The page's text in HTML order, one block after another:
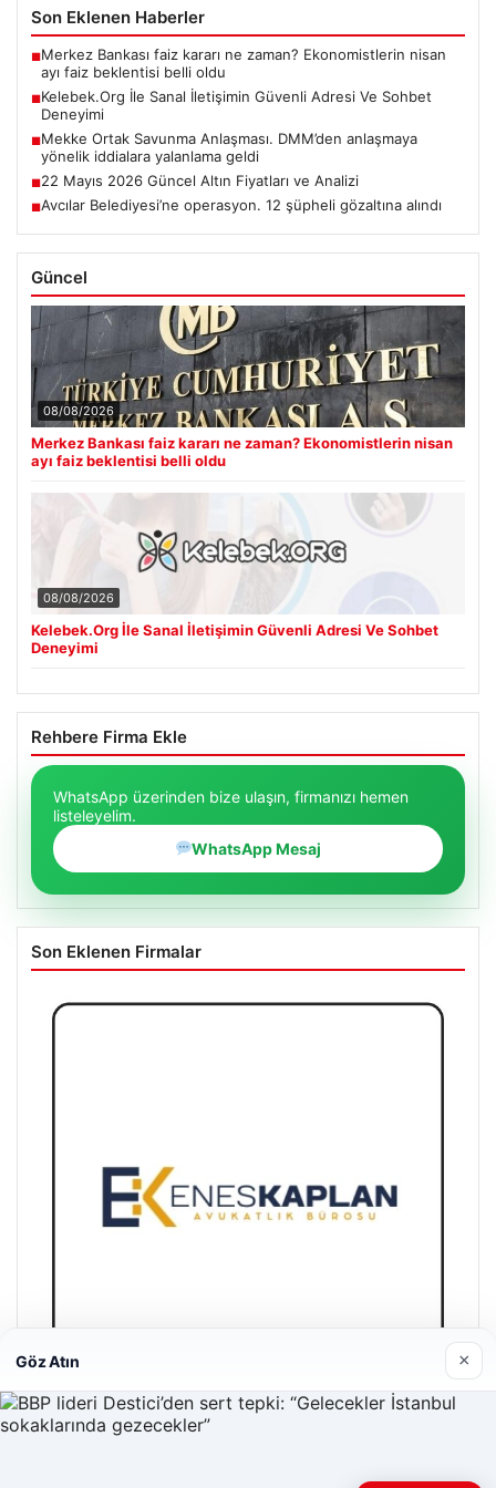
Son Eklenen Haberler
■Merkez Bankası faiz kararı ne zaman? Ekonomistlerin nisan
ayı faiz beklentisi belli oldu
■Kelebek.Org İle Sanal İletişimin Güvenli Adresi Ve Sohbet
Deneyimi
■Mekke Ortak Savunma Anlaşması. DMM’den anlaşmaya
yönelik iddialara yalanlama geldi
■22 Mayıs 2026 Güncel Altın Fiyatları ve Analizi
■Avcılar Belediyesi’ne operasyon. 12 şüpheli gözaltına alındı
Güncel
08/08/2026
Merkez Bankası faiz kararı ne zaman? Ekonomistlerin nisan
ayı faiz beklentisi belli oldu
08/08/2026
Kelebek.Org İle Sanal İletişimin Güvenli Adresi Ve Sohbet
Deneyimi
Rehbere Firma Ekle
WhatsApp üzerinden bize ulaşın, firmanızı hemen
listeleyelim.
WhatsApp Mesaj
Son Eklenen Firmalar
Enes Kaplan Avukatlık Bürosu
Göz Atın ×